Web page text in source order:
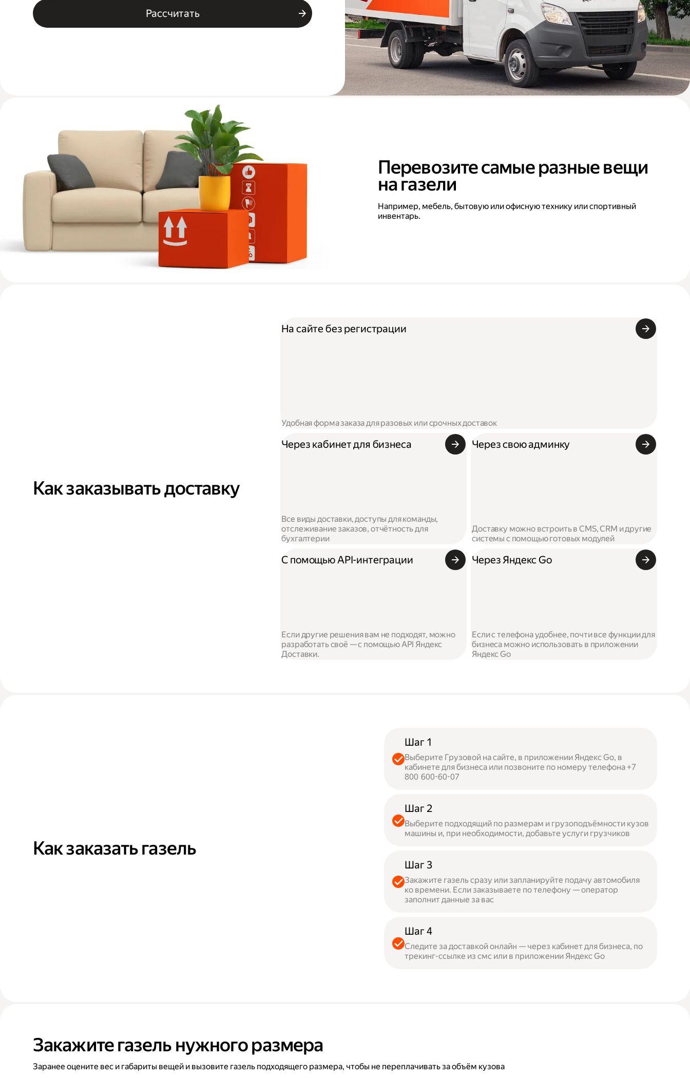
Рассчитать
Перевозите самые разные вещи
на газели
Например, мебель, бытовую или офисную технику или спортивный
инвентарь.
Как заказывать доставку
На сайте без регистрации
Удобная форма заказа для разовых или срочных доставок
Через кабинет для бизнеса
Все виды доставки, доступы для команды,
отслеживание заказов, отчётность для
бухгалтерии
Через свою админку
Доставку можно встроить в CMS, CRM и другие
системы с помощью готовых модулей
С помощью API-интеграции
Если другие решения вам не подходят, можно
разработать своё — с помощью API Яндекс
Доставки.
Через Яндекс Go
Если с телефона удобнее, почти все функции для
бизнеса можно использовать в приложении
Яндекс Go
Как заказать газель
Шаг 1
Выберите Грузовой на сайте, в приложении Яндекс Go, в
кабинете для бизнеса или позвоните по номеру телефона +7
800 600-60-07
Шаг 2
Выберите подходящий по размерам и грузоподъёмности кузов
машины и, при необходимости, добавьте услуги грузчиков
Шаг 3
Закажите газель сразу или запланируйте подачу автомобиля
ко времени. Если заказываете по телефону — оператор
заполнит данные за вас
Шаг 4
Следите за доставкой онлайн — через кабинет для бизнеса, по
трекинг-ссылке из смс или в приложении Яндекс Go
Закажите газель нужного размера
Заранее оцените вес и габариты вещей и вызовите газель подходящего размера, чтобы не переплачивать за объём кузова